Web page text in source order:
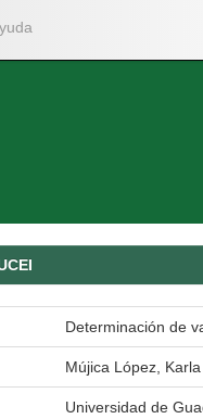
Determinación de
Mújica López,
Universidad de